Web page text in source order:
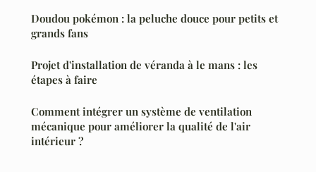
Doudou pokémon : la peluche douce pour petits et
grands fans
Projet d'installation de véranda à le mans : les
étapes à faire
Comment intégrer un système de ventilation
mécanique pour améliorer la qualité de l'air
intérieur ?